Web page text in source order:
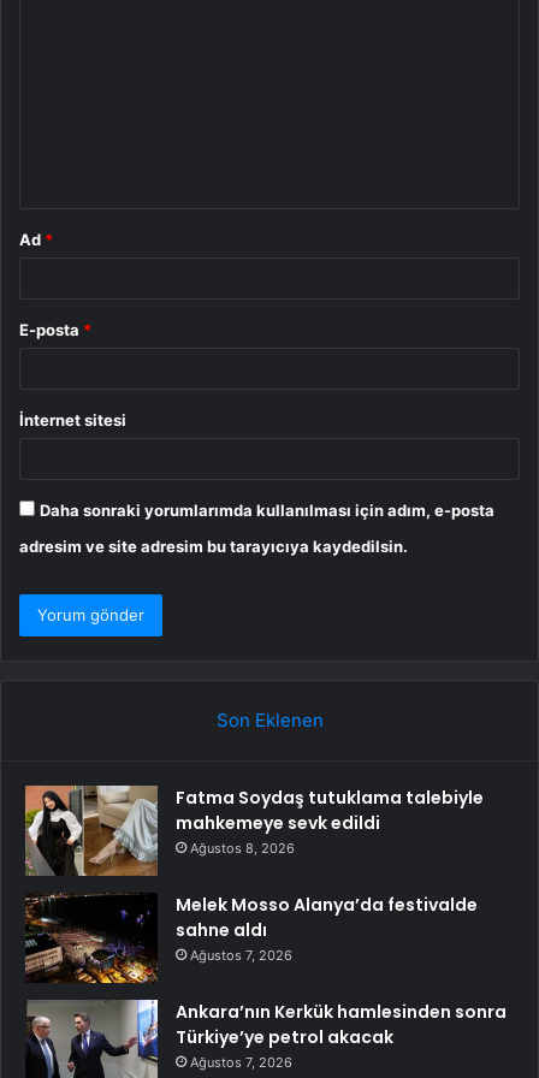
Ad *
E-posta *
İnternet sitesi
Daha sonraki yorumlarımda kullanılması için adım, e-posta
adresim ve site adresim bu tarayıcıya kaydedilsin.
Son Eklenen
Fatma Soydaş tutuklama talebiyle
mahkemeye sevk edildi
Ağustos 8, 2026
Melek Mosso Alanya’da festivalde
sahne aldı
Ağustos 7, 2026
Ankara’nın Kerkük hamlesinden sonra
Türkiye’ye petrol akacak
Ağustos 7, 2026